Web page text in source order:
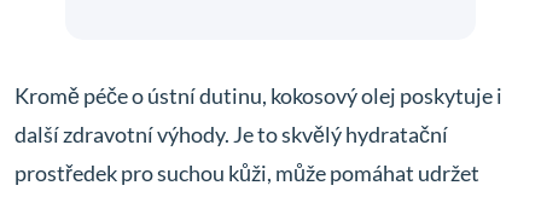
Kromě péče o ústní dutinu, kokosový olej poskytuje i
další zdravotní výhody. Je to skvělý hydratační
prostředek pro suchou kůži, může pomáhat udržet